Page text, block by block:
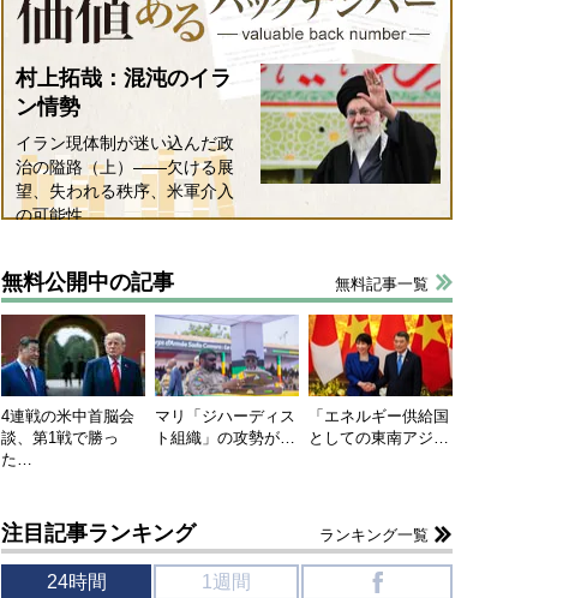
村上拓哉：混沌のイラ
ン情勢
イラン現体制が迷い込んだ政
治の隘路（上）――欠ける展
望、失われる秩序、米軍介入
の可能性
無料公開中の記事 無料記事一覧
4連戦の米中首脳会
談、第1戦で勝っ
た…
マリ「ジハーディス
ト組織」の攻勢が…
「エネルギー供給国
としての東南アジ…
注目記事ランキング ランキング一覧
24時間 1週間